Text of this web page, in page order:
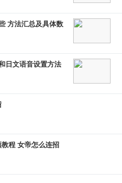
方法汇总及具体数
日文语音设置方法
程 女帝怎么连招